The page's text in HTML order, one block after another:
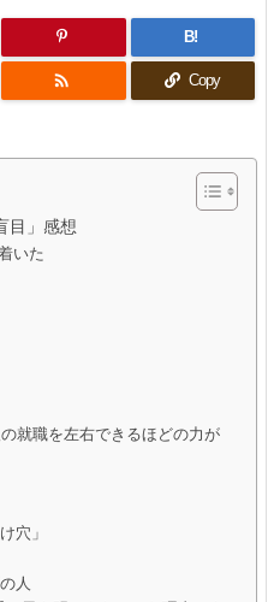
B!
 Copy
目」感想
いた
就職を左右できるほどの力が
穴」
人